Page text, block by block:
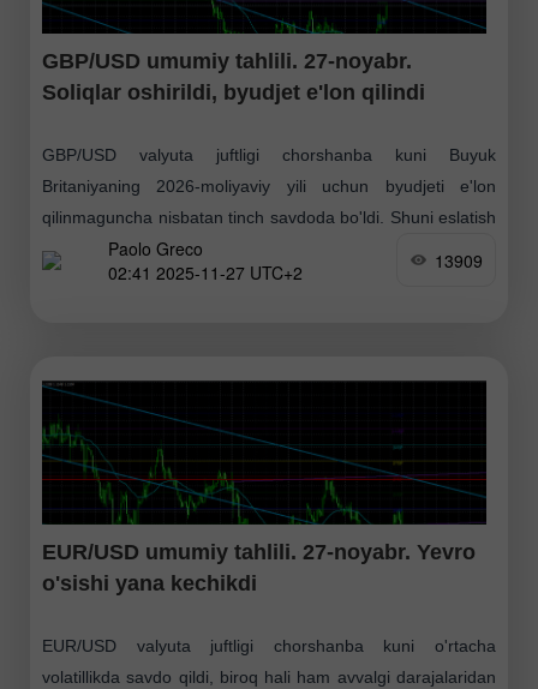
GBP/USD umumiy tahlili. 27-noyabr.
Soliqlar oshirildi, byudjet e'lon qilindi
GBP/USD valyuta juftligi chorshanba kuni Buyuk
Britaniyaning 2026-moliyaviy yili uchun byudjeti e'lon
qilinmaguncha nisbatan tinch savdoda bo'ldi. Shuni eslatish
kerakki, Leyboristlar partiyasi jiddiy ikkilanma vaziyatga
duch kelgan edi: "soliqlarni oshirib
Paolo Greco
02:41 2025-11-27 UTC+2
13909
EUR/USD umumiy tahlili. 27-noyabr. Yevro
o'sishi yana kechikdi
EUR/USD valyuta juftligi chorshanba kuni o'rtacha
volatillikda savdo qildi, biroq hali ham avvalgi darajalaridan